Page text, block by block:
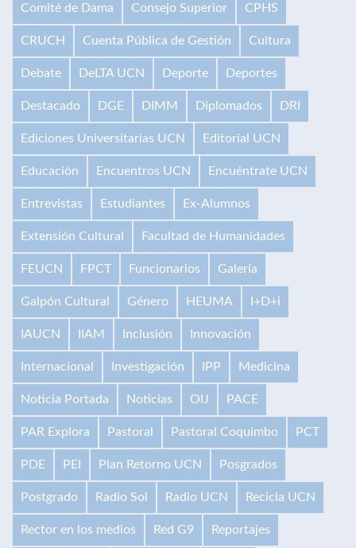
Comité de Dama Consejo Superior CPHS
CRUCH Cuenta Pública de Gestión Cultura
Debate DeLTA UCN Deporte Deportes
Destacado DGE DIMM Diplomados DRI
Ediciones Universitarias UCN Editorial UCN
Educación Encuentros UCN Encuéntrate UCN
Entrevistas Estudiantes Ex-Alumnos
Extensión Cultural Facultad de Humanidades
FEUCN FPCT Funcionarios Galería
Galpón Cultural Género HEUMA I+D+i
IAUCN IIAM Inclusión Innovación
Internacional Investigación IPP Medicina
Noticia Portada Noticias OIJ PACE
PAR Explora Pastoral Pastoral Coquimbo PCT
PDE PEI Plan Retorno UCN Posgrados
Postgrado Radio Sol Radio UCN Recicla UCN
Rector en los medios Red G9 Reportajes